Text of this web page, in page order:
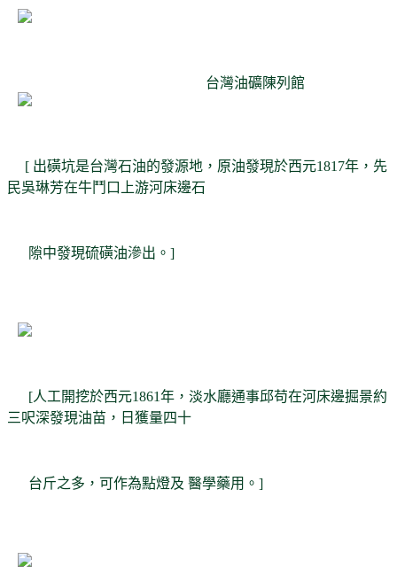
台灣油礦陳列館
[ 出磺坑是台灣石油的發源地，原油發現於西元1817年，先
民吳琳芳在牛鬥口上游河床邊石
隙中發現硫磺油滲出。]
[人工開挖於西元1861年，淡水廳通事邱苟在河床邊掘景約
三呎深發現油苗，日獲量四十
台斤之多，可作為點燈及 醫學藥用。]